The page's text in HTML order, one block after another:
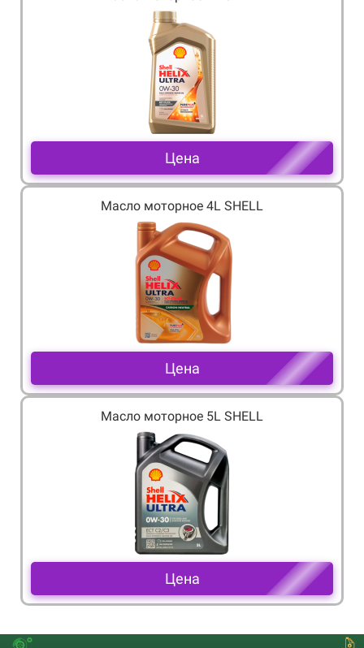
Цена
Масло моторное 4L SHELL
Цена
Масло моторное 5L SHELL
Цена